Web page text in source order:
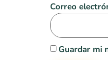
Correo
Guardar mi